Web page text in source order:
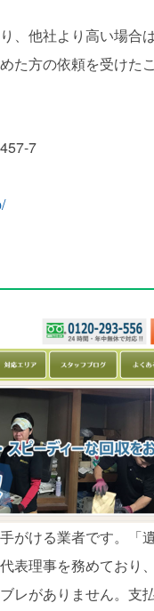
、他社より高い場合
た方の依頼を受けた
7
がける業者です。「
表理事を務めており
レがありません。支